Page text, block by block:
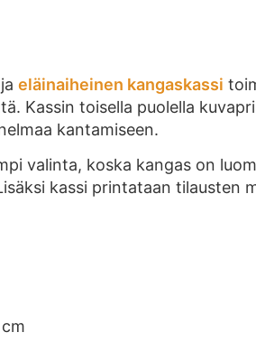
eläinaiheinen kangaskassi
Kassin toisella puolella
kantamiseen.
valinta, koska kangas on
kassi printataan tilausten